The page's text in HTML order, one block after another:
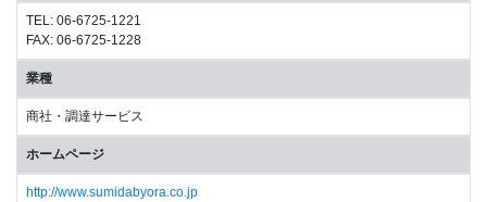
TEL: 06-6725-1221
FAX: 06-6725-1228
業種
商社・調達サービス
ホームページ
http://www.sumidabyora.co.jp